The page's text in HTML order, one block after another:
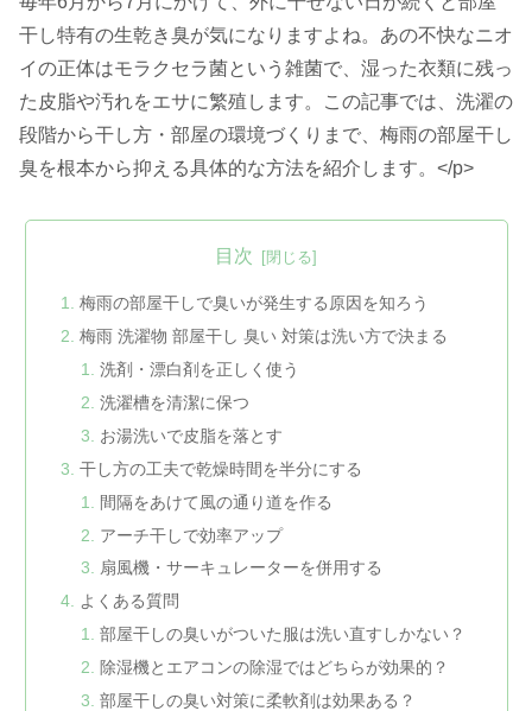
干し特有の生乾き臭が気になりますよね。あの不快なニオ
イの正体はモラクセラ菌という雑菌で、湿った衣類に残っ
た皮脂や汚れをエサに繁殖します。この記事では、洗濯の
段階から干し方・部屋の環境づくりまで、梅雨の部屋干し
臭を根本から抑える具体的な方法を紹介します。</p>
目次
梅雨の部屋干しで臭いが発生する原因を知ろう
梅雨 洗濯物 部屋干し 臭い 対策は洗い方で決まる
洗剤・漂白剤を正しく使う
洗濯槽を清潔に保つ
お湯洗いで皮脂を落とす
干し方の工夫で乾燥時間を半分にする
間隔をあけて風の通り道を作る
アーチ干しで効率アップ
扇風機・サーキュレーターを併用する
よくある質問
部屋干しの臭いがついた服は洗い直すしかない？
除湿機とエアコンの除湿ではどちらが効果的？
部屋干しの臭い対策に柔軟剤は効果ある？